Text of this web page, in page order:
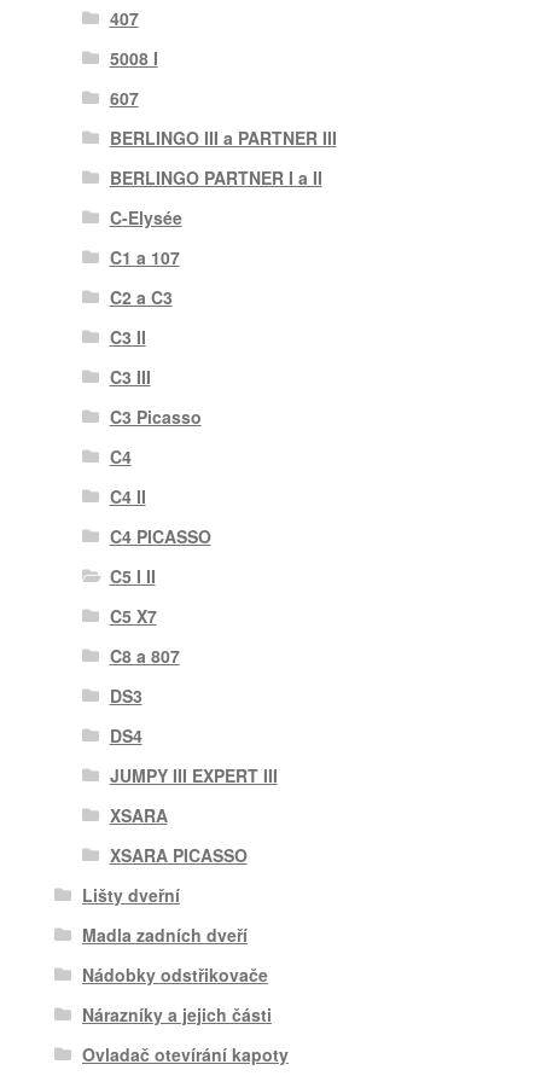
407
5008 I
607
BERLINGO III a PARTNER III
BERLINGO PARTNER I a II
C-Elysée
C1 a 107
C2 a C3
C3 II
C3 III
C3 Picasso
C4
C4 II
C4 PICASSO
C5 I II
C5 X7
C8 a 807
DS3
DS4
JUMPY III EXPERT III
XSARA
XSARA PICASSO
Lišty dveřní
Madla zadních dveří
Nádobky odstřikovače
Nárazníky a jejich části
Ovladač otevírání kapoty